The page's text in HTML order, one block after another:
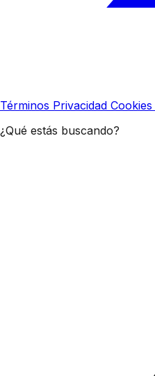
Términos Privacidad Cookies
¿Qué estás buscando?